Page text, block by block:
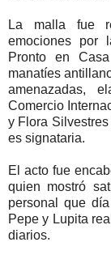
La malla fue
emociones por
Pronto en
manatíes
amenazadas,
Comercio
y Flora
es signataria.
El acto fue
quien mostró
personal que
Pepe y Lupita
diarios.